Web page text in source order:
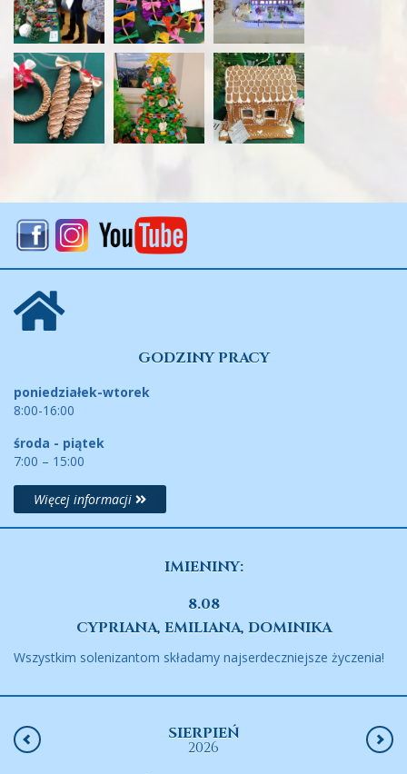
GODZINY PRACY
poniedziałek-wtorek
8:00-16:00
środa - piątek
7:00 – 15:00
Więcej informacji
IMIENINY:
8.08
CYPRIANA, EMILIANA, DOMINIKA
Wszystkim solenizantom składamy najserdeczniejsze życzenia!
SIERPIEŃ
2026